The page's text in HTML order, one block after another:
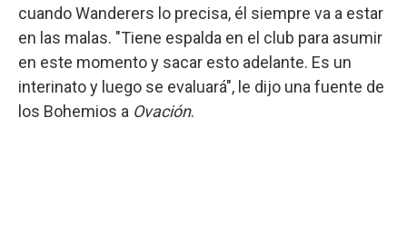
cuando Wanderers lo precisa, él siempre va a estar
en las malas. "Tiene espalda en el club para asumir
en este momento y sacar esto adelante. Es un
interinato y luego se evaluará", le dijo una fuente de
los Bohemios a Ovación.